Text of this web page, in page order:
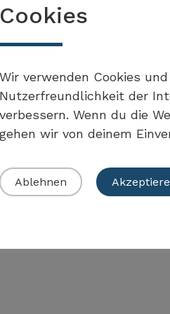
der
Cookies
Wir verwenden Cookies
Nutzerfreundlichkeit der
verbessern. Wenn du die
gehen wir von deinem
Ablehnen